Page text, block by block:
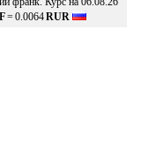
=0.0064RUR